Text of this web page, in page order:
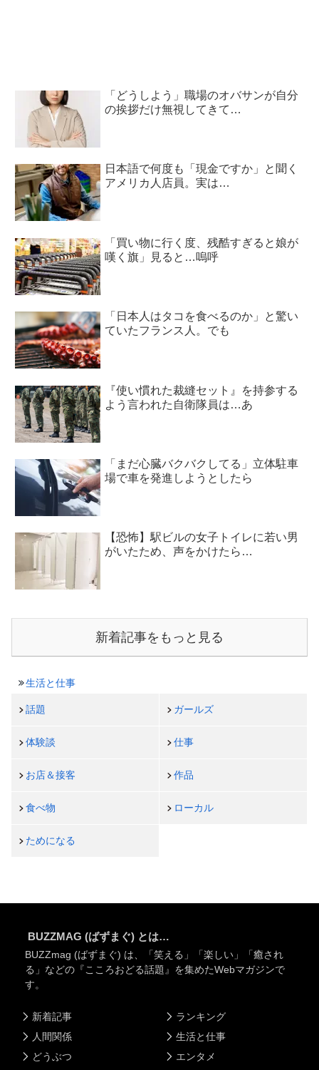
「どうしよう」職場のオバサンが自分
の挨拶だけ無視してきて…
日本語で何度も「現金ですか」と聞く
アメリカ人店員。実は…
「買い物に行く度、残酷すぎると娘が
嘆く旗」見ると…嗚呼
「日本人はタコを食べるのか」と驚い
ていたフランス人。でも
『使い慣れた裁縫セット』を持参する
よう言われた自衛隊員は…あ
「まだ心臓バクバクしてる」立体駐車
場で車を発進しようとしたら
【恐怖】駅ビルの女子トイレに若い男
がいたため、声をかけたら…
新着記事をもっと見る
生活と仕事
話題 ガールズ
体験談 仕事
お店＆接客 作品
食べ物 ローカル
ためになる
BUZZMAG (ばずまぐ) とは…
BUZZmag (ばずまぐ) は、「笑える」「楽しい」「癒され
る」などの『こころおどる話題』を集めたWebマガジンで
す。
新着記事
人間関係
どうぶつ
ランキング
生活と仕事
エンタメ